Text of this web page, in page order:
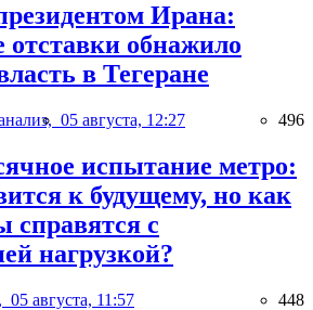
Ирана:
отставки обнажило
в Тегеране
05 августа, 12:27 496
испытание метро:
к будущему, но как
справятся с
нагрузкой?
05 августа, 11:57 448